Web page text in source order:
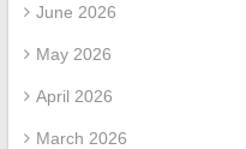
June 2026
May 2026
April 2026
March 2026